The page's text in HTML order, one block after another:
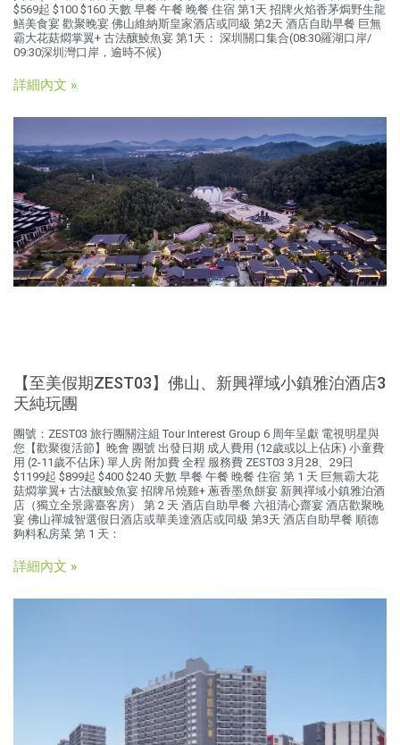
$569起 $100 $160 天數 早餐 午餐 晚餐 住宿 第1天 招牌火焰香茅焗野生龍
鱔美食宴 歡聚晚宴 佛山維納斯皇家酒店或同級 第2天 酒店自助早餐 巨無
霸大花菇燜掌翼+ 古法釀鯪魚宴 第1天： 深圳關口集合(08:30羅湖口岸/
09:30深圳灣口岸，逾時不候)
詳細內文 »
【至美假期ZEST03】佛山、新興禪域小鎮雅泊酒店3
天純玩團
團號：ZEST03 旅行團關注組 Tour Interest Group 6 周年呈獻 電視明星與
您【歡聚復活節】晚會 團號 出發日期 成人費用 (12歲或以上佔床) 小童費
用 (2-11歲不佔床) 單人房 附加費 全程 服務費 ZEST03 3月28、29日
$1199起 $899起 $400 $240 天數 早餐 午餐 晚餐 住宿 第 1 天 巨無霸大花
菇燜掌翼+ 古法釀鯪魚宴 招牌吊燒雞+ 蔥香墨魚餅宴 新興禪域小鎮雅泊酒
店（獨立全景露臺客房） 第 2 天 酒店自助早餐 六祖清心齋宴 酒店歡聚晚
宴 佛山禪城智選假日酒店或華美達酒店或同級 第3天 酒店自助早餐 順德
夠料私房菜 第 1 天：
詳細內文 »